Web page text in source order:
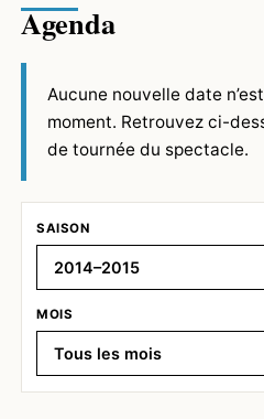
Agenda
Aucune nouvelle date
moment. Retrouvez ci-
de tournée du spectacle.
SAISON
MOIS